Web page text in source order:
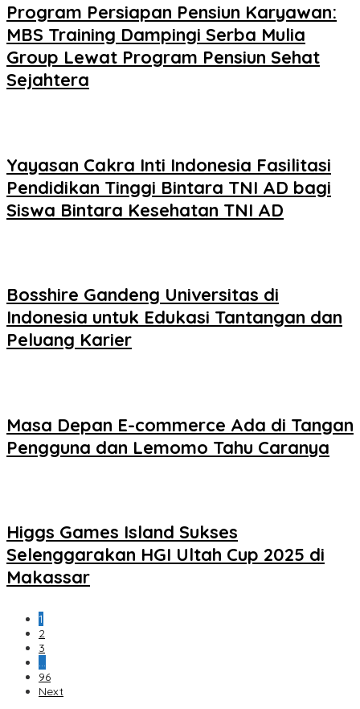
Program Persiapan Pensiun Karyawan:
MBS Training Dampingi Serba Mulia
Group Lewat Program Pensiun Sehat
Sejahtera
Yayasan Cakra Inti Indonesia Fasilitasi
Pendidikan Tinggi Bintara TNI AD bagi
Siswa Bintara Kesehatan TNI AD
Bosshire Gandeng Universitas di
Indonesia untuk Edukasi Tantangan dan
Peluang Karier
Masa Depan E-commerce Ada di Tangan
Pengguna dan Lemomo Tahu Caranya
Higgs Games Island Sukses
Selenggarakan HGI Ultah Cup 2025 di
Makassar
1
2
3
…
96
Next